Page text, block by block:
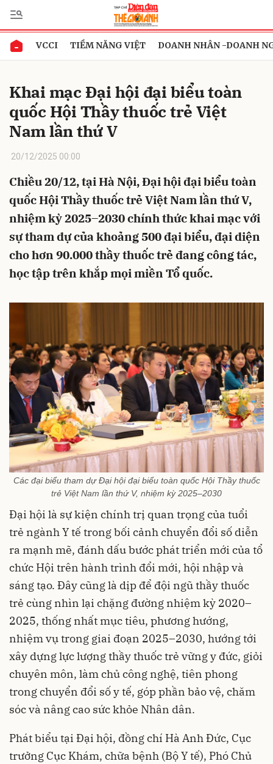
VCCI TIỀM NĂNG VIỆT DOANH NHÂN -DOANH
Khai mạc Đại hội đại biểu toàn
quốc Hội Thầy thuốc trẻ Việt
Nam lần thứ V
20/12/2025 00:00
Chiều 20/12, tại Hà Nội, Đại hội đại biểu toàn
quốc Hội Thầy thuốc trẻ Việt Nam lần thứ V,
nhiệm kỳ 2025–2030 chính thức khai mạc với
sự tham dự của khoảng 500 đại biểu, đại diện
cho hơn 90.000 thầy thuốc trẻ đang công tác,
học tập trên khắp mọi miền Tổ quốc.
Các đại biểu tham dự Đại hội đại biểu toàn quốc Hội Thầy thuốc
trẻ Việt Nam lần thứ V, nhiệm kỳ 2025–2030
Đại hội là sự kiện chính trị quan trọng của tuổi
trẻ ngành Y tế trong bối cảnh chuyển đổi số diễn
ra mạnh mẽ, đánh dấu bước phát triển mới của tổ
chức Hội trên hành trình đổi mới, hội nhập và
sáng tạo. Đây cũng là dịp để đội ngũ thầy thuốc
trẻ cùng nhìn lại chặng đường nhiệm kỳ 2020–
2025, thống nhất mục tiêu, phương hướng,
nhiệm vụ trong giai đoạn 2025–2030, hướng tới
xây dựng lực lượng thầy thuốc trẻ vững y đức, giỏi
chuyên môn, làm chủ công nghệ, tiên phong
trong chuyển đổi số y tế, góp phần bảo vệ, chăm
sóc và nâng cao sức khỏe Nhân dân.
Phát biểu tại Đại hội, đồng chí Hà Anh Đức, Cục
trưởng Cục Khám, chữa bệnh (Bộ Y tế), Phó Chủ
Gửi bình luận
Hủy Gửi